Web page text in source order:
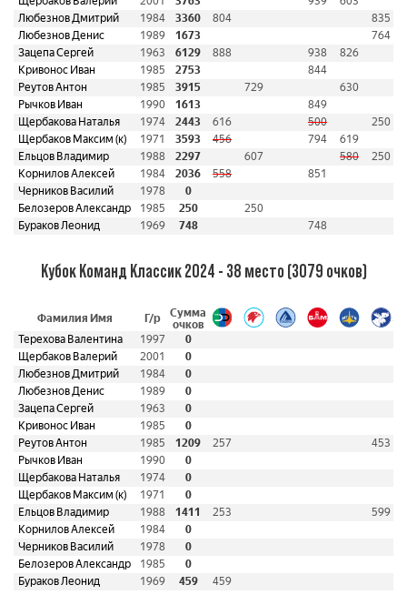
Любезнов Дмитрий
1984 3360 804
835
Любезнов Денис
1989 1673
764
Зацепа Сергей
1963 6129 888 938
826
Кривонос Иван
1985 2753 844
Реутов Антон
1985 3915 729 630
Рычков Иван
1990 1613 849
Щербакова Наталья
1974 2443 616 500
250
Щербаков Максим (к)
1971 3593 456 794
619
Ельцов Владимир
1988 2297 607 580 250
Корнилов Алексей
1984 2036 558
851
Черников Василий
1978 0
Белозеров Александр
1985 250 250
Бураков Леонид
1969 748 748
Кубок Команд Классик 2024 - 38 место (3079 очков)
Фамилия Имя Г/р
Сумма
очков
Терехова Валентина
1997
0
Щербаков Валерий
2001
0
Любезнов Дмитрий
1984
0
Любезнов Денис
1989
0
Зацепа Сергей
1963
0
Кривонос Иван
1985
0
Реутов Антон
1985 1209 257
453
Рычков Иван
1990
0
Щербакова Наталья
1974
0
Щербаков Максим (к)
1971
0
Ельцов Владимир
1988 1411 253
599
Корнилов Алексей
1984
0
Черников Василий
1978
0
Белозеров Александр
1985
0
Бураков Леонид
1969 459 459